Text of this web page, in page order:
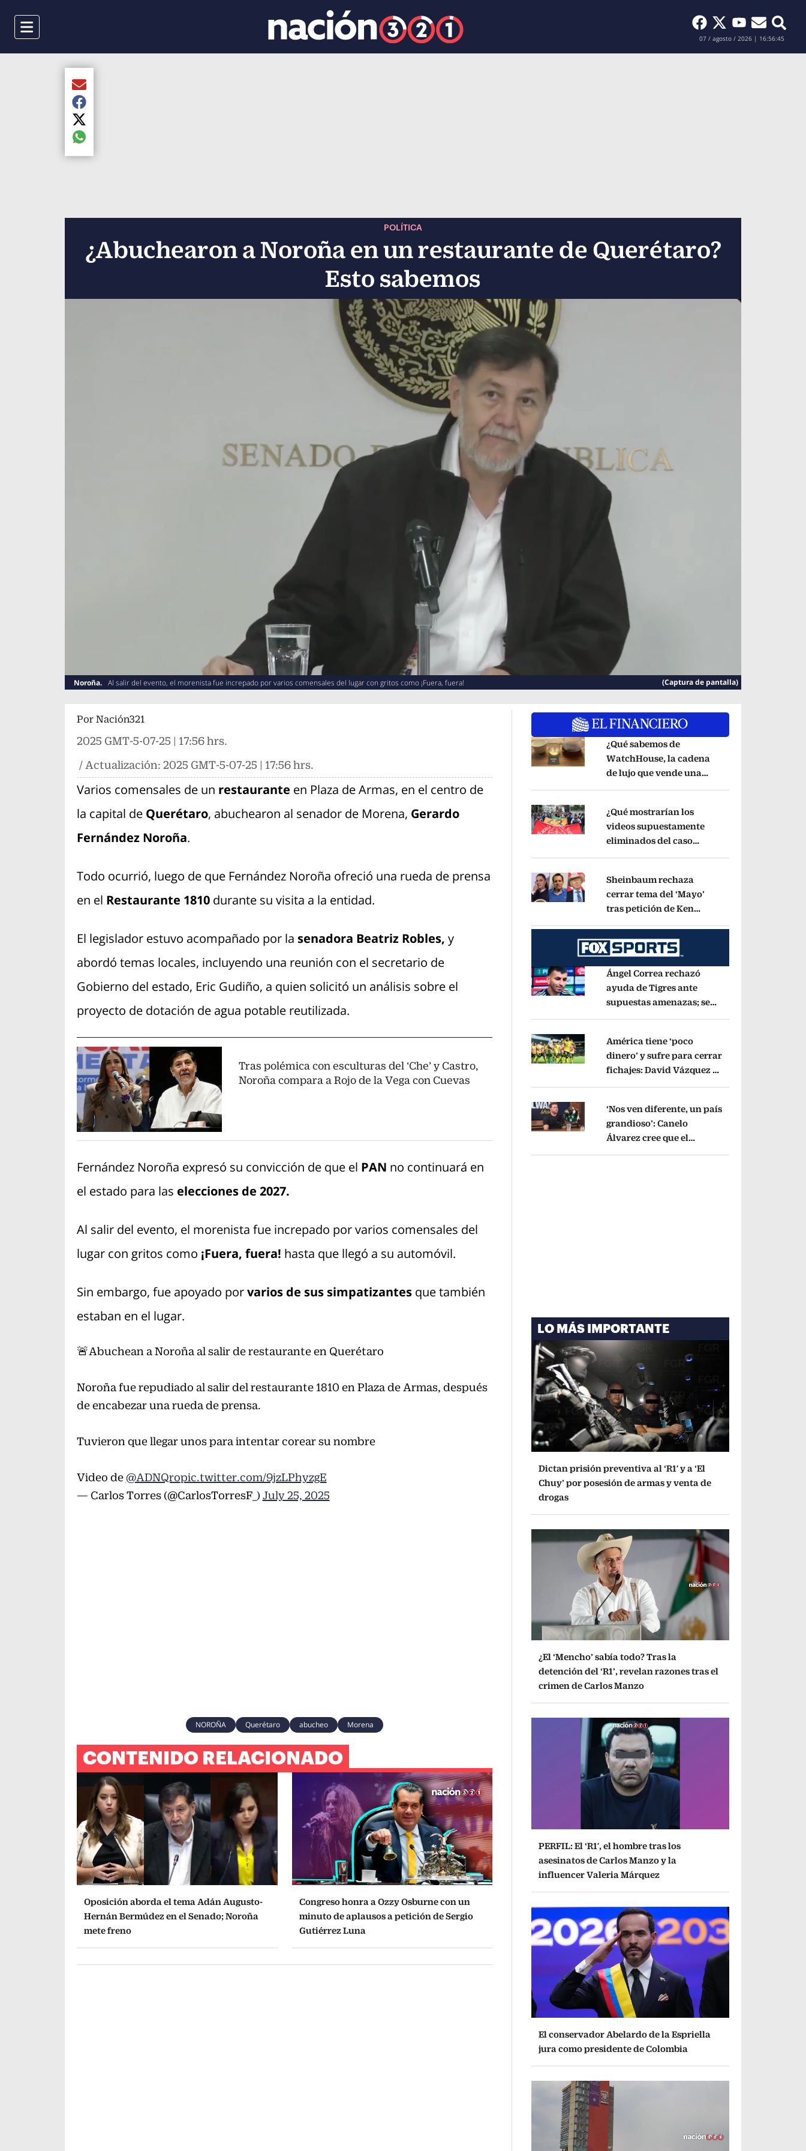
Menu Buscar
07 / agosto / 2026 | 16:56:46
POLÍTICA
¿Abuchearon a Noroña en un restaurante de Querétaro?
Esto sabemos
Noroña. Al salir del evento, el morenista fue increpado por varios comensales del lugar con gritos como ¡Fuera, fuera! (Captura de pantalla)
Compartir el artículo actual mediante Email
Compartir el artículo actual mediante Facebook
Compartir el artículo actual mediante Twitter
Compartir el artículo actual mediante global.social-whatsapp
Por Nación321
2025 GMT-5-07-25 | 17:56 hrs.
/ Actualización: 2025 GMT-5-07-25 | 17:56 hrs.
Varios comensales de un restaurante en Plaza de Armas, en el centro de
la capital de Querétaro, abuchearon al senador de Morena, Gerardo
Fernández Noroña.
Todo ocurrió, luego de que Fernández Noroña ofreció una rueda de prensa
en el Restaurante 1810durante su visita a la entidad.
El legislador estuvo acompañado por la senadora Beatriz Robles, y
abordó temas locales, incluyendo una reunión con el secretario de
Gobierno del estado, Eric Gudiño, a quien solicitó un análisis sobre el
proyecto de dotación de agua potable reutilizada.
Tras polémica con esculturas del ‘Che’ y Castro,
Noroña compara a Rojo de la Vega con Cuevas
Fernández Noroña expresó su convicción de que el PAN no continuará en
el estado para las elecciones de 2027.
Al salir del evento, el morenista fue increpado por varios comensales del
lugar con gritos como ¡Fuera, fuera! hasta que llegó a su automóvil.
Sin embargo, fue apoyado porvarios de sus simpatizantesque también
estaban en el lugar.
🚨Abuchean a Noroña al salir de restaurante en Querétaro
Noroña fue repudiado al salir del restaurante 1810 en Plaza de Armas, después
de encabezar una rueda de prensa.
Tuvieron que llegar unos para intentar corear su nombre
Video de@ADNQropic.twitter.com/9jzLPhyzgE
— Carlos Torres (@CarlosTorresF_) July 25, 2025
NOROÑA Querétaro abucheo Morena
CONTENIDO RELACIONADO
Oposición aborda el tema Adán Augusto-
Hernán Bermúdez en el Senado; Noroña
mete freno
Congreso honra a Ozzy Osburne con un
minuto de aplausos a petición de Sergio
Gutiérrez Luna
Opens in new window
¿Qué sabemos de
WatchHouse, la cadena
de lujo que vende una
Opens in new window
¿Qué mostrarían los
videos supuestamente
eliminados del caso
Opens in new window
Sheinbaum rechaza
cerrar tema del ‘Mayo’
tras petición de Ken
decir que ya pasó’
Opens in new window
Ángel Correa rechazó
ayuda de Tigres ante
supuestas amenazas; se
Opens in new window
América tiene ‘poco
dinero’ y sufre para cerrar
fichajes: David Vázquez se
Opens in new window
‘Nos ven diferente, un país
grandioso’: Canelo
Álvarez cree que el
LO MÁS IMPORTANTE
Dictan prisión preventiva al ‘R1′ y a ‘El
Chuy’ por posesión de armas y venta de
drogas
¿El ‘Mencho’ sabía todo? Tras la
detención del ‘R1’, revelan razones tras el
crimen de Carlos Manzo
PERFIL: El ‘R1′, el hombre tras los
asesinatos de Carlos Manzo y la
influencer Valeria Márquez
El conservador Abelardo de la Espriella
jura como presidente de Colombia